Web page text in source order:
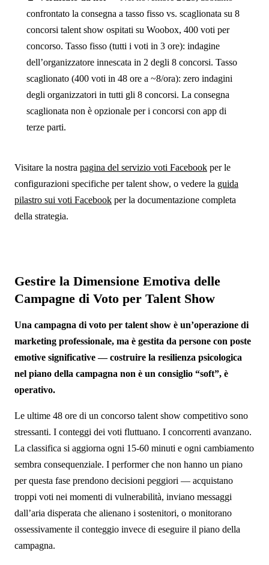
confrontato la consegna a tasso fisso vs. scaglionata su 8
concorsi talent show ospitati su Woobox, 400 voti per
concorso. Tasso fisso (tutti i voti in 3 ore): indagine
dell’organizzatore innescata in 2 degli 8 concorsi. Tasso
scaglionato (400 voti in 48 ore a ~8/ora): zero indagini
degli organizzatori in tutti gli 8 concorsi. La consegna
scaglionata non è opzionale per i concorsi con app di
terze parti.
Visitare la nostra pagina del servizio voti Facebook per le
configurazioni specifiche per talent show, o vedere la guida
pilastro sui voti Facebook per la documentazione completa
della strategia.
Gestire la Dimensione Emotiva delle
Campagne di Voto per Talent Show
Una campagna di voto per talent show è un’operazione di
marketing professionale, ma è gestita da persone con poste
emotive significative — costruire la resilienza psicologica
nel piano della campagna non è un consiglio “soft”, è
operativo.
Le ultime 48 ore di un concorso talent show competitivo sono
stressanti. I conteggi dei voti fluttuano. I concorrenti avanzano.
La classifica si aggiorna ogni 15-60 minuti e ogni cambiamento
sembra consequenziale. I performer che non hanno un piano
per questa fase prendono decisioni peggiori — acquistano
troppi voti nei momenti di vulnerabilità, inviano messaggi
dall’aria disperata che alienano i sostenitori, o monitorano
ossessivamente il conteggio invece di eseguire il piano della
campagna.